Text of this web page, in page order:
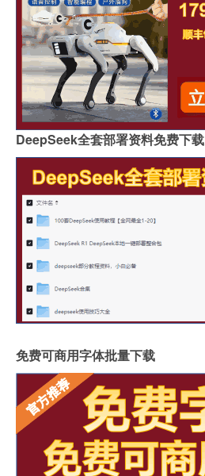
DeepSeek全套部署资料免费下载
免费可商用字体批量下载